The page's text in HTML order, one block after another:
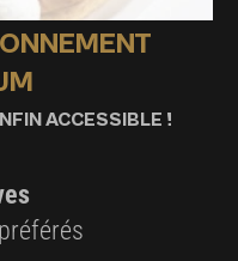
ACCESSIBLE !